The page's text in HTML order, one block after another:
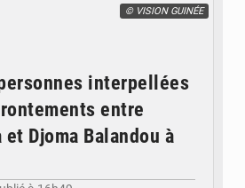
© VISION GUINÉE
interpellées
entre
et Djoma Balandou à